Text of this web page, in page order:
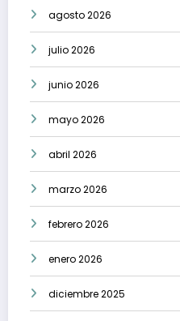
agosto 2026
julio 2026
junio 2026
mayo 2026
abril 2026
marzo 2026
febrero 2026
enero 2026
diciembre 2025